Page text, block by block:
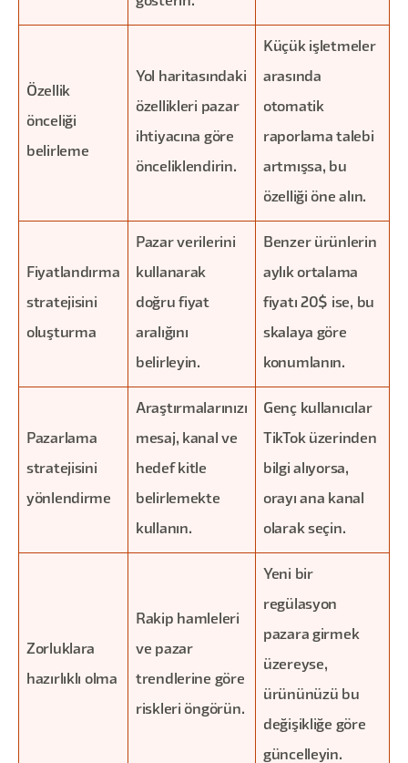
Özellik
önceliği
belirleme
Yol haritasındaki
özellikleri pazar
ihtiyacına göre
önceliklendirin.
Küçük işletmeler
arasında
otomatik
raporlama talebi
artmışsa, bu
özelliği öne alın.
Fiyatlandırma
stratejisini
oluşturma
Pazar verilerini
kullanarak
doğru fiyat
aralığını
belirleyin.
Benzer ürünlerin
aylık ortalama
fiyatı 20$ ise, bu
skalaya göre
konumlanın.
Pazarlama
stratejisini
yönlendirme
Araştırmalarınızı
mesaj, kanal ve
hedef kitle
belirlemekte
kullanın.
Genç kullanıcılar
TikTok üzerinden
bilgi alıyorsa,
orayı ana kanal
olarak seçin.
Zorluklara
hazırlıklı olma
Rakip hamleleri
ve pazar
trendlerine göre
riskleri öngörün.
Yeni bir
regülasyon
pazara girmek
üzereyse,
ürününüzü bu
değişikliğe göre
güncelleyin.